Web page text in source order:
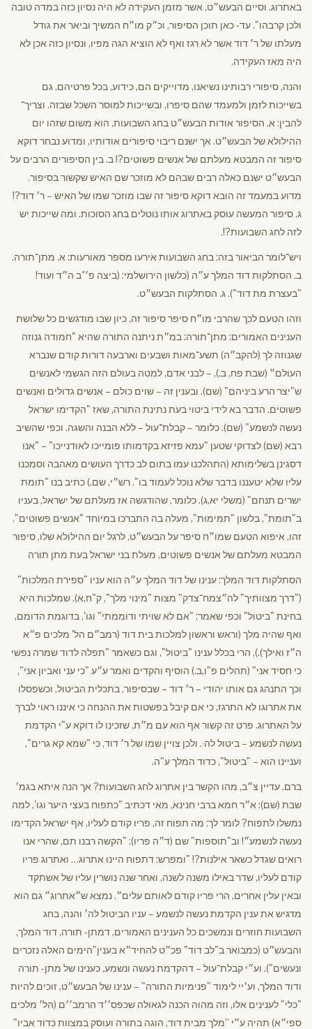
באתרוג. וסיים הבעש״ט, אשר מזמן העקידה לא היה נסיון כזה במדה טובה
ולכן קרבהו". עד- כאן תוכן הסיפור, וכ״ק מו״ח המשיך וביאר את גודל
מעלתו של ר׳ דוד אשר לא רגז ואף לא הוציא הגה מפיו, ונסיון כזה אכן לא
היה מאז העקידה.
והנה, סיפורי רבותינו נשיאנו, מדוייקים הם, כידוע, בכל פרטיהם, גם
בשייכות לזמן ולמעמד שהם סיפרו, ובשייכות למוסר השכל שבזה. וצריך־
להבין: א. הסיפור אודות הבעש״ט בחג השבועות, הוא משום שזהו יום
ההילולא של הבעש״ט. אך ישנם ריבוי סיפורים אודותיו, ומדוע נבחר דוקא
סיפור זה המבטא מעלתם של אנשים פשוטים?! ב. בין הסיפורים הרבים על
הבעש״ט ישנם כאלה רבים שבהם לא מוזכר שם האיש שקשור בסיפור.
מדוע במעמד זה הובא דוקא סיפור זה שבו מוזכר שמו של האיש – ר׳ דוד?!
ג. סיפור המעשה עוסק באתרוג אותו נוטלים בחג הסוכות. ומה שייכות יש
לזה לחג השבועות?!.
ויש־לומר הביאור בזה: בחג השבועות אירעו מספר מאורעות: א. מתן־תורה.
ב. הסתלקות דוד המלך ע״ה (כלשון הירושלמי: (ביצה פ׳׳ב ה״ד ועוד!
"בעצרת מת דוד"). ג. הסתלקות הבעש״ט.
וזהו הטעם לכך שהרבי מו״ח סיפר סיפור זה, כיון שבו מודגשים כל שלושת
הענינים האמורים: מתן־תורה: במ״ת ניתנה התורה שהיא "חמודה גנוזה
שגנוזה לך (להקב״ה) תשע־מאות ושבעים וארבעה דורות קודם שנברא
העולם״ (שבת פח, ב.), – לבני אדם, למטה בעולם הזה הגשמי לאנשים
ש"יצר הרע ביניהם" (שם). ובענין זה – שוים כולם – אנשים גדולים ואנשים
פשוטים. הדבר בא לידי ביטוי בעת נתינת התורה, שאז "הקדימו ישראל
נעשה לנשמע" (שם). כלומר – קבלת־עול – ללא הבנה והשגה. וכפי שהשיב
רבא (שם) לצדוקי שטען "עמא פזיזא בקדמותו פומייכו לאודנייכו" – "אנו
דסגינן בשלימותא (התהלכנו עמו בתום לב כדרך העושים מאהבה וסמכנו
עליו שלא יטעננו בדבר שלא נוכל לעמוד בו". רש״י, שם.) כתיב בנו "תומת
ישרים תנחם" (משלי יא,ג). כלומר, שהודגשה אז מעלתם של ישראל, בעניו
ב"תומת", בלשון "תמימות", מעלה בה התברכו במיוחד "אנשים פשוטים".
זהו, איפוא הטעם שמו״ח סיפר על הבעש״ט, לרגל יום ההילולא שלו, סיפור
המבטא מעלתם של אנשים פשוטים, מעלת בני ישראל בעת מתן תורה
הסתלקות דוד המלך: ענינו של דוד המלך ע״ה הוא עניו "ספירת המלכות"
("דרך מצוותיך" לה״צמח־צדק" מצות "מינוי מלך", ק"ח,א). שמלכות היא
בחינת "ביטול" וכפי שאמר: "אם לא שויתי ודוממתי" וגו', בדוגמת הדומם,
ואף שהיה מלך (וראש וראשון למלכות בית דוד (רמב״ם הל' מלכים פ״א
ה״ז ואילך).), הרי בכלל ענינו "ביטול", וגם כשאמר "תפלה לדוד שמרה נפשי
כי חסיד אני" (תהלים פ"ו,ב.) הוסיף והקדים ואמר ע״ע "כי עני ואביון אני",
וכך התנהג גם אותו יהודי – ר׳ דוד – שבסיפור, בתכלית הביטול, וכשפסלו
את אתרוגו לא התרגז, כי אם קיבל בפשטות את ההנחה כי איננו ראוי לברך
על האתרוג. פרט זה קשור אף הוא עם מ״ת, שזכינו לו דוקא ע"י הקדמת
נעשה לנשמע – ביטול לה,. ולכן צויין שמו של ר׳ דוד, כי "שמא קא גרים",
ועניינו הוא – "ביטול", כדוד המלך ע"ה.
ברם, עדיין צ״ב, מהו הקשר בין אתרוג לחג השבועות? אך הנה איתא בגמ׳
שבת (שם): א״ר חמא ברבי חנינא, מאי דכתיב "כתפוח בעצי היער וגו', למה
נמשלו לתפוח? לומר לך: מה תפוח זה, פריו קודם לעליו, אף ישראל הקדימו
נעשה לנשמע״! וב"תוספות" שם (ד״ה פריו): "הקשה רבנו תם, שהרי אנו
רואים שגדל כשאר אילנות?! "ומפרש: דתפוח היינו אתרוג… ואתרוג פריו
קודם לעליו, שדר באילו משנה לשנה, ואחר שנה נושרין עליו של אשתקד
ובאין עלין אחרים, הרי פריו קודם לאותם עלים״. נמצא ש״אתרוג״ גם הוא
מדגיש את ענין הקדמת נעשה לנשמע – עניו הביטול לה׳ והנה, בחג
השבועות חוזרים ונמשכים כל הענינים האמורים, דמתן- תורה, דוד המלך,
והבעש״ט (כמבואר ב"לב דוד" פכ״ט להחיד״א בענין"הימים האלה נזכרים
ונעשים"). וע״י קבלת־עול – דהקדמת נעשה ונשמע, כענינו של מתן- תורה
ודוד המלך, וע׳יי לימוד "פנימיות התורה" – ענינו של הבעש״ט, זוכים להיות
"כלי" לענינים אלו, וזה מהוה הכנה לגאולה שכפס׳׳ד הרמב׳׳ם (הל׳ מלכים
ספי״א) תהיה ע״י ”מלך מבית דוד, הוגה בתורה ועוסק במצוות כדוד אביו"